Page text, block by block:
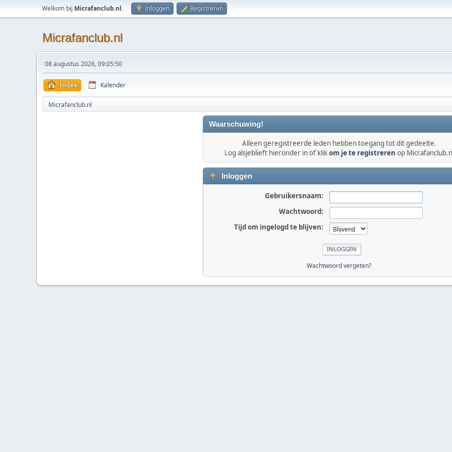
Welkom bij Micrafanclub.nl. Inloggen Registreren
Micrafanclub.nl
08 augustus 2026, 09:05:50
Index Kalender
Micrafanclub.nl
Waarschuwing!
Alleen geregistreerde leden hebben toegang tot dit gedeelte.
Log alsjeblieft hieronder in of klikom je te registreren op
Inloggen
Gebruikersnaam:
Wachtwoord:
Tijd om ingelogd te blijven:
Wachtwoord vergeten?